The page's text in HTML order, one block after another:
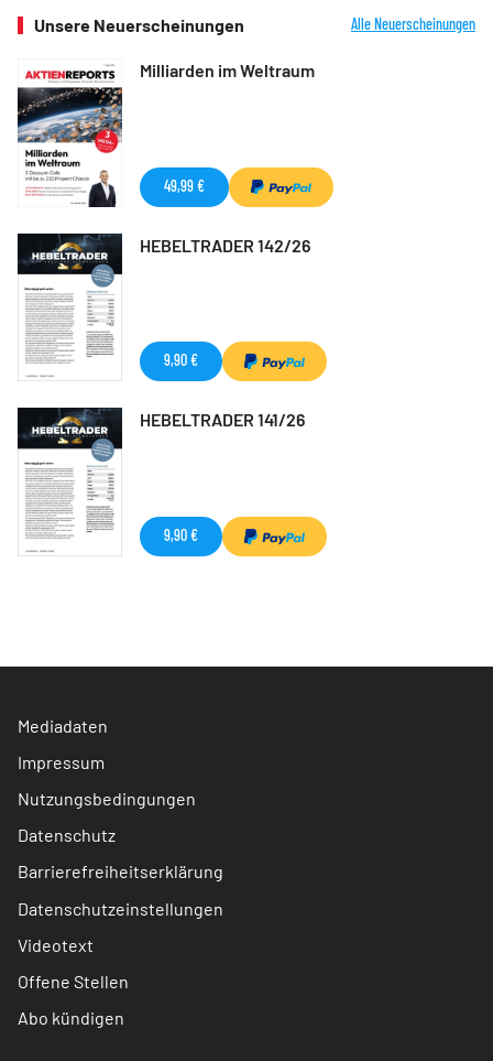
Unsere Neuerscheinungen Alle Neuerscheinungen
Milliarden im Weltraum
49,99 €
HEBELTRADER 142/26
9,90 €
HEBELTRADER 141/26
9,90 €
Mediadaten
Impressum
Nutzungsbedingungen
Datenschutz
Barrierefreiheitserklärung
Datenschutzeinstellungen
Videotext
Offene Stellen
Abo kündigen